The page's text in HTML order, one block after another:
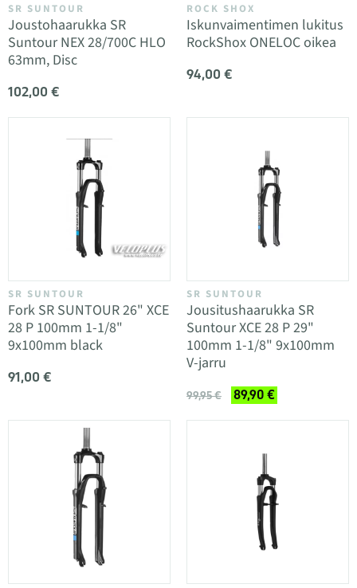
SR SUNTOUR
Joustohaarukka SR
Suntour NEX 28/700C HLO
63mm, Disc
102,00 €
ROCK SHOX
Iskunvaimentimen lukitus
RockShox ONELOC oikea
94,00 €
SR SUNTOUR
Fork SR SUNTOUR 26" XCE
28 P 100mm 1-1/8"
9x100mm black
91,00 €
SR SUNTOUR
Jousitushaarukka SR
Suntour XCE 28 P 29"
100mm 1-1/8" 9x100mm
V-jarru
99,95 € 89,90 €